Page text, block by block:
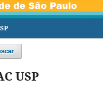
USP